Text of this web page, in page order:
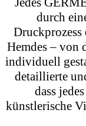
Ein gelbes
vielseitig
eleganten
einer legeren
Besonders im